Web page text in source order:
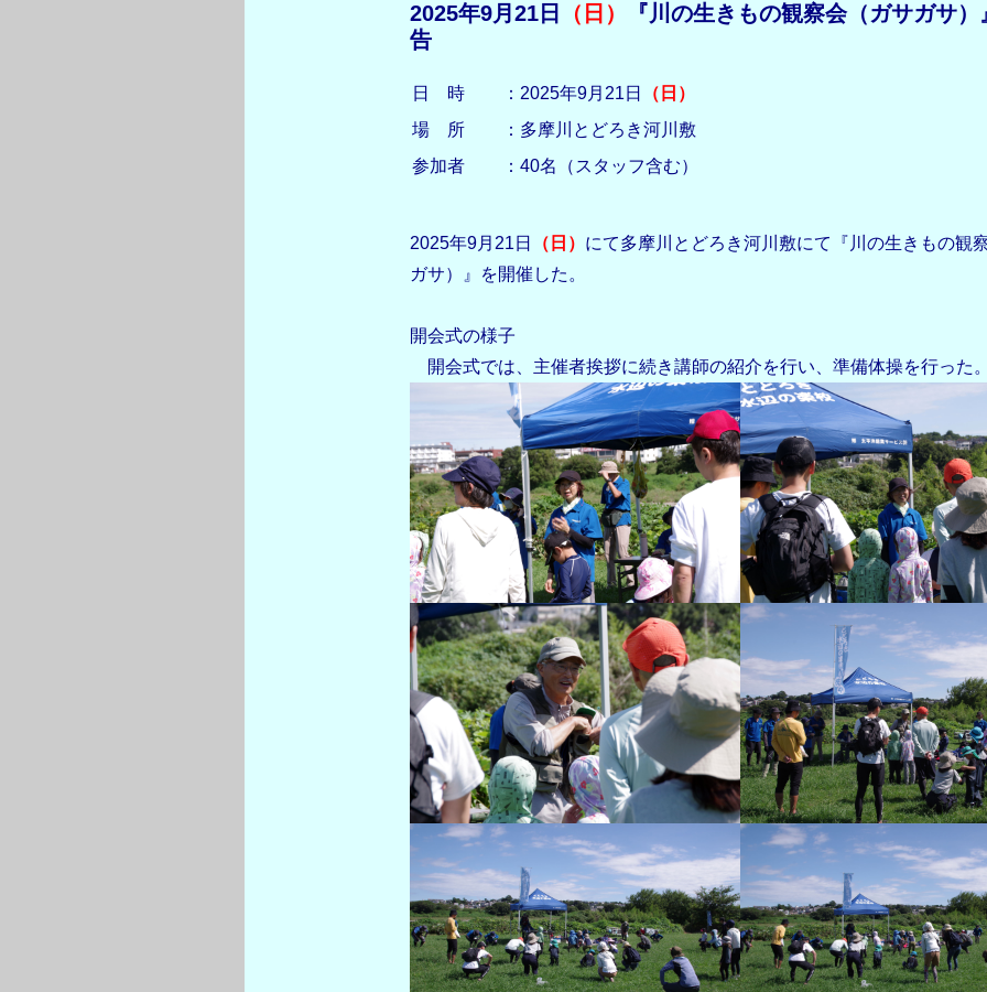
2025年9月21日 （日）
『川の生きもの観察会（ガサガサ
告
日 時 ：2025年9月21日
（日）
場 所
：多摩川とどろき河川敷
参加者
：40名（スタッフ含む）
2025年9月21日 （日） にて多摩川とどろき河川敷にて『川の生きもの観
ガサ）』を開催した。
開会式の様子
開会式では、主催者挨拶に続き講師の紹介を行い、準備体操を行った